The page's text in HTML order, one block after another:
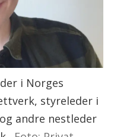
i Norges
styreleder i
andre nestleder